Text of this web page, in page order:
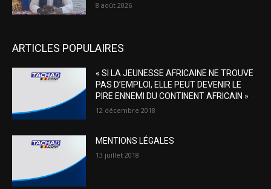
8 août 2026
ARTICLES POPULAIRES
« SI LA JEUNESSE AFRICAINE NE TROUVE
PAS D’EMPLOI, ELLE PEUT DEVENIR LE
PIRE ENNEMI DU CONTINENT AFRICAIN »
12 décembre 2018
MENTIONS LÉGALES
13 juillet 2018